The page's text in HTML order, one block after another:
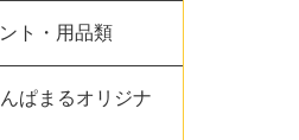
ト・用品類
ぱまるオリジナ